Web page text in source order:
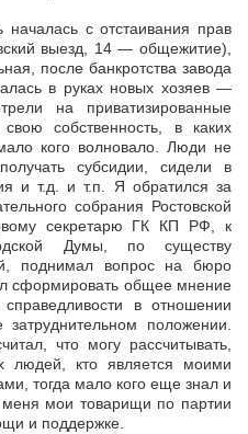
началась с отстаивания прав
выезд, 14 — общежитие),
после банкротства завода
в руках новых хозяев —
на приватизированные
собственность, в каких
кого волновало. Люди не
субсидии, сидели в
и т.д. и т.п. Я обратился за
собрания Ростовской
секретарю ГК КП РФ, к
Думы, по существу
поднимал вопрос на бюро
сформировать общее мнение
в отношении
положении.
что могу рассчитывать,
людей, кто является моими
тогда мало кого еще знал и
мои товарищи по партии
и поддержке.